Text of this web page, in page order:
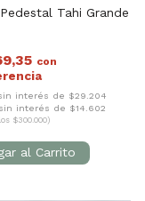
Tahi Grande
con
interés de $29.204
interés de $14.602
$300.000)